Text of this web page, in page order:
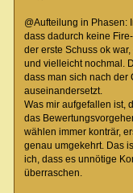
@Aufteilung in Phasen:
dass dadurch keine
der erste Schuss ok
und vielleicht nochmal.
dass man sich nach der
auseinandersetzt.
Was mir aufgefallen ist,
das
wählen immer konträr,
genau umgekehrt. Das
ich, dass es unnötige
überraschen.